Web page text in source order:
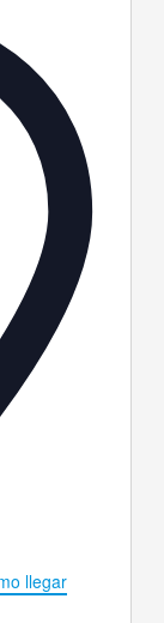
llegar